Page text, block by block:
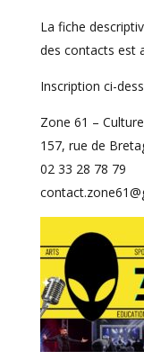
La fiche
des contacts est
Inscription ci-
Zone 61 –
157, rue de
02 33 28 78 79